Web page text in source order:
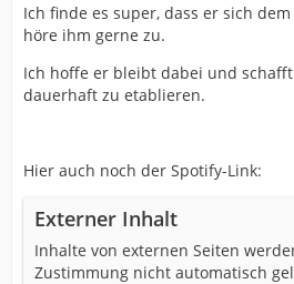
Ich finde es super, dass er sich
höre ihm gerne zu.
Ich hoffe er bleibt dabei und
dauerhaft zu etablieren.
Hier auch noch der Spotify-Link:
Externer Inhalt
Inhalte von externen Seiten
Zustimmung nicht automatisch